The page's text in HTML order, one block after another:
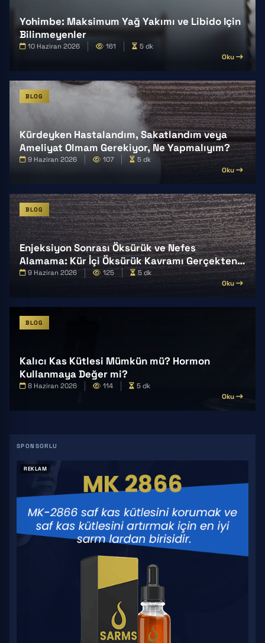
Yohimbe: Maksimum Yağ Yakımı ve Libido Için
Bilinmeyenler
10 Haziran 2026 161
5 dk
Oku
BLOG
Kürdeyken Hastalandım, Sakatlandım veya
Ameliyat Olmam Gerekiyor, Ne Yapmalıyım?
9 Haziran 2026 107
5 dk
Oku
BLOG
Enjeksiyon Sonrası Öksürük ve Nefes
Alamama: Kür İçi Öksürük Kavramı Gerçekten
Var mı?
9 Haziran 2026 125
5 dk
Oku
BLOG
Kalıcı Kas Kütlesi Mümkün mü? Hormon
Kullanmaya Değer mi?
8 Haziran 2026 114
5 dk
Oku
REKLAM